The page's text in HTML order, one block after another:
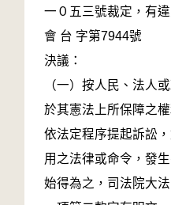
一０五三號裁定，有
會 台 字第7944號
決議：
（一）按人民、法人
於其憲法上所保障之
依法定程序提起訴訟
用之法律或命令，發
始得為之，司法院大